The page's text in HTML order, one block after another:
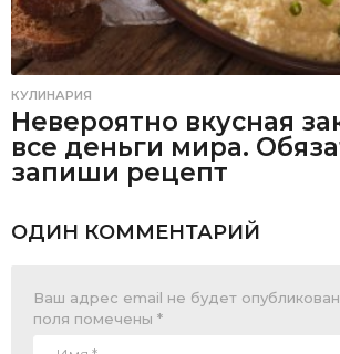
КУЛИНАРИЯ
Невероятно вкусная
все деньги мира.
запиши рецепт
ОДИН КОММЕНТАРИЙ
Ваш адрес email не будет
поля помечены *